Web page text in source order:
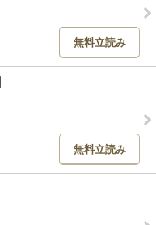
無料立読み
無料立読み